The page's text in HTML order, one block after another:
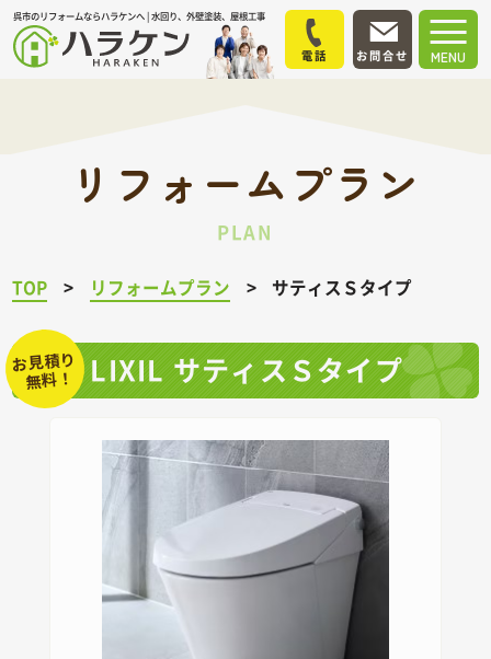
呉市のリフォームならハラケンへ | 水回り、外壁塗装、屋根工事
MENU
電話 お問合せ
リフォームプラン
PLAN
TOP リフォームプラン サティスＳタイプ
お見積り
無料！ LIXIL サティスＳタイプ